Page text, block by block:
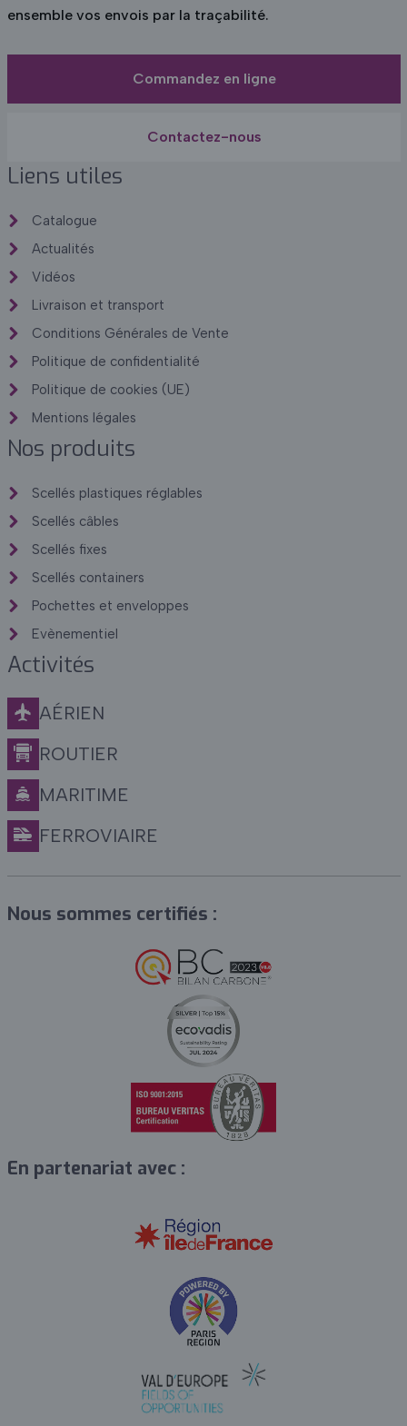
ensemble vos envois par la traçabilité.
Commandez en ligne
Contactez-nous
Liens utiles
Catalogue
Actualités
Vidéos
Livraison et transport
Conditions Générales de Vente
Politique de confidentialité
Politique de cookies (UE)
Mentions légales
Nos produits
Scellés plastiques réglables
Scellés câbles
Scellés fixes
Scellés containers
Pochettes et enveloppes
Evènementiel
Activités
AÉRIEN
ROUTIER
MARITIME
FERROVIAIRE
Nous sommes certifiés :
En partenariat avec :